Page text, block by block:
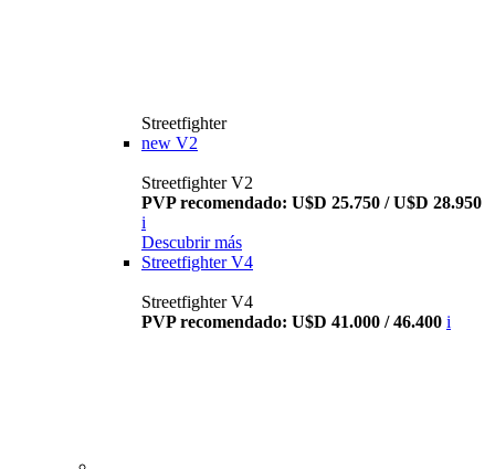
Streetfighter
new V2
Streetfighter V2
PVP recomendado: U$D 25.750 / U$D 28.950
i
Descubrir más
Streetfighter V4
Streetfighter V4
PVP recomendado: U$D 41.000 / 46.400 i